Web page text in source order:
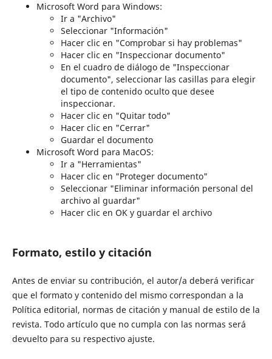
Microsoft Word para Windows:
Ir a "Archivo"
Seleccionar "Información"
Hacer clic en "Comprobar si hay problemas"
Hacer clic en "Inspeccionar documento"
En el cuadro de diálogo de "Inspeccionar
documento", seleccionar las casillas para elegir
el tipo de contenido oculto que desee
inspeccionar.
Hacer clic en "Quitar todo"
Hacer clic en "Cerrar"
Guardar el documento
Microsoft Word para MacOS:
Ir a "Herramientas"
Hacer clic en "Proteger documento"
Seleccionar "Eliminar información personal del
archivo al guardar"
Hacer clic en OK y guardar el archivo
Formato, estilo y citación
Antes de enviar su contribución, el autor/a deberá verificar
que el formato y contenido del mismo correspondan a la
Política editorial, normas de citación y manual de estilo de la
revista. Todo artículo que no cumpla con las normas será
devuelto para su respectivo ajuste.